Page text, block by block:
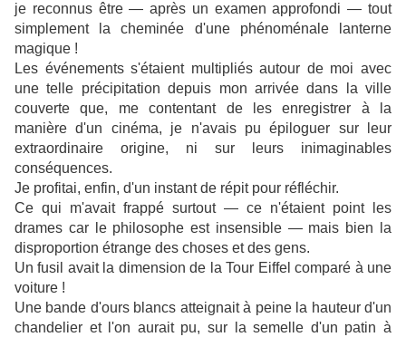
je reconnus être — après un examen approfondi — tout
simplement la cheminée d'une phénoménale lanterne
magique !
Les événements s'étaient multipliés autour de moi avec
une telle précipitation depuis mon arrivée dans la ville
couverte que, me contentant de les enregistrer à la
manière d'un cinéma, je n'avais pu épiloguer sur leur
extraordinaire origine, ni sur leurs inimaginables
conséquences.
Je profitai, enfin, d'un instant de répit pour réfléchir.
Ce qui m'avait frappé surtout — ce n'étaient point les
drames car le philosophe est insensible — mais bien la
disproportion étrange des choses et des gens.
Un fusil avait la dimension de la Tour Eiffel comparé à une
voiture !
Une bande d'ours blancs atteignait à peine la hauteur d'un
chandelier et l'on aurait pu, sur la semelle d'un patin à